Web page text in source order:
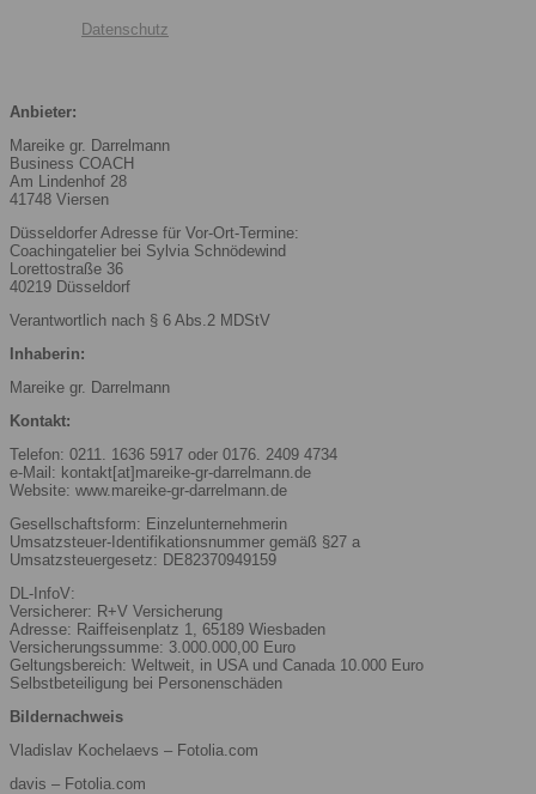
Datenschutz
Anbieter:
Mareike gr. Darrelmann
Business COACH
Am Lindenhof 28
41748 Viersen
Düsseldorfer Adresse für Vor-Ort-Termine:
Coachingatelier bei Sylvia Schnödewind
Lorettostraße 36
40219 Düsseldorf
Verantwortlich nach § 6 Abs.2 MDStV
Inhaberin:
Mareike gr. Darrelmann
Kontakt:
Telefon: 0211. 1636 5917 oder 0176. 2409 4734
e-Mail: kontakt[at]mareike-gr-darrelmann.de
Website: www.mareike-gr-darrelmann.de
Gesellschaftsform: Einzelunternehmerin
Umsatzsteuer-Identifikationsnummer gemäß §27 a
Umsatzsteuergesetz: DE82370949159
DL-InfoV:
Versicherer: R+V Versicherung
Adresse: Raiffeisenplatz 1, 65189 Wiesbaden
Versicherungssumme: 3.000.000,00 Euro
Geltungsbereich: Weltweit, in USA und Canada 10.000 Euro
Selbstbeteiligung bei Personenschäden
Bildernachweis
Vladislav Kochelaevs – Fotolia.com
davis – Fotolia.com